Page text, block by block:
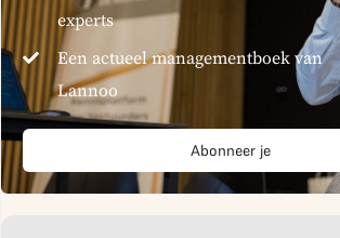
experts
Een actueel managementboek van
Lannoo
Abonneer je